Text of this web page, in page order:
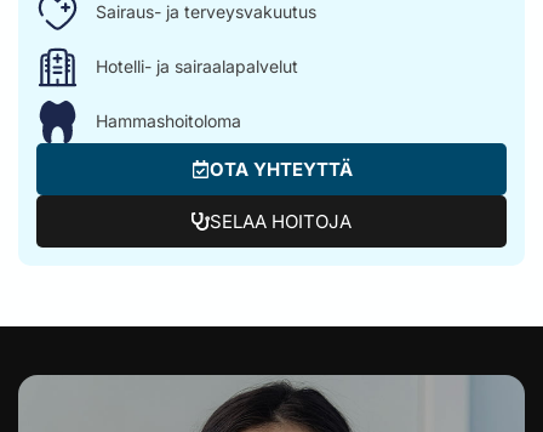
Sairaus- ja terveysvakuutus
Hotelli- ja sairaalapalvelut
Hammashoitoloma
OTA YHTEYTTÄ
SELAA HOITOJA